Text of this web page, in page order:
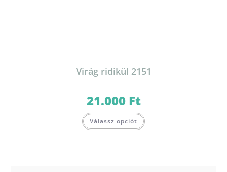
Virág ridikül 2151
21.000 Ft
Válassz opciót